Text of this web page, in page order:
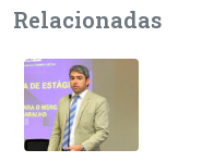
Relacionadas